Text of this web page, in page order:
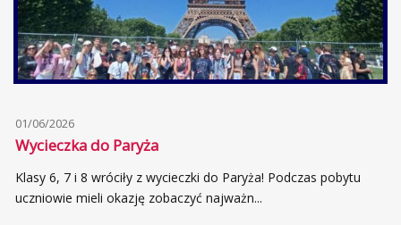
01/06/2026
Wycieczka do Paryża
Klasy 6, 7 i 8 wróciły z wycieczki do Paryża! Podczas pobytu
uczniowie mieli okazję zobaczyć najważn...